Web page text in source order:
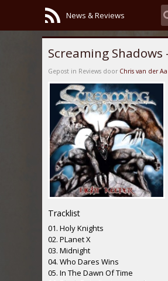
News & Reviews
Screaming
Gepost in Reviews door Chris van der Aa
Tracklist
01. Holy Knights
02. PLanet X
03. Midnight
04. Who Dares Wins
05. In The Dawn Of Time